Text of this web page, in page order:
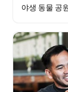
야생 동물 공